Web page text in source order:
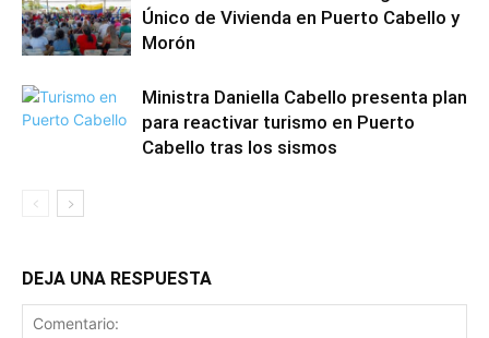
Único de Vivienda en Puerto Cabello y
Morón
Ministra Daniella Cabello presenta plan
para reactivar turismo en Puerto
Cabello tras los sismos
DEJA UNA RESPUESTA